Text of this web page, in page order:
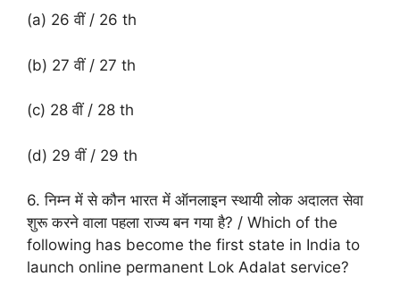
(a) 26 वीं / 26 th
(b) 27 वीं / 27 th
(c) 28 वीं / 28 th
(d) 29 वीं / 29 th
6. निम्न में से कौन भारत में ऑनलाइन स्थायी लोक अदालत सेवा
शुरू करने वाला पहला राज्य बन गया है? / Which of the
following has become the first state in India to
launch online permanent Lok Adalat service?